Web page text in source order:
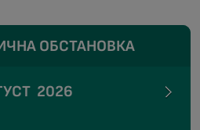
ОБСТАНОВКА
2026